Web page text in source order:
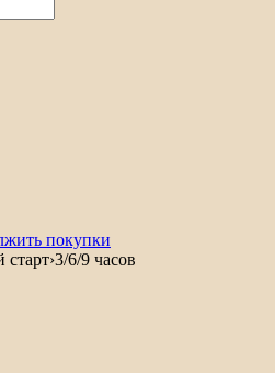
покупки
›3/6/9 часов